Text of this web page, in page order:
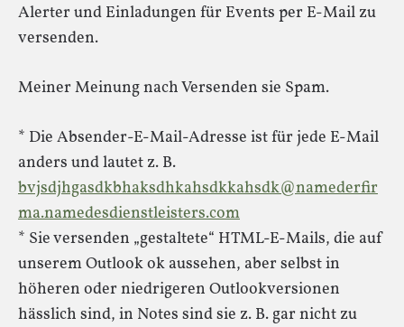
Alerter und Einladungen für Events per E-Mail zu
versenden.
Meiner Meinung nach Versenden sie Spam.
* Die Absender-E-Mail-Adresse ist für jede E-Mail
anders und lautet z. B.
bvjsdjhgasdkbhaksdhkahsdkkahsdk@namederfir
ma.namedesdienstleisters.com
* Sie versenden „gestaltete“ HTML-E-Mails, die auf
unserem Outlook ok aussehen, aber selbst in
höheren oder niedrigeren Outlookversionen
hässlich sind, in Notes sind sie z. B. gar nicht zu